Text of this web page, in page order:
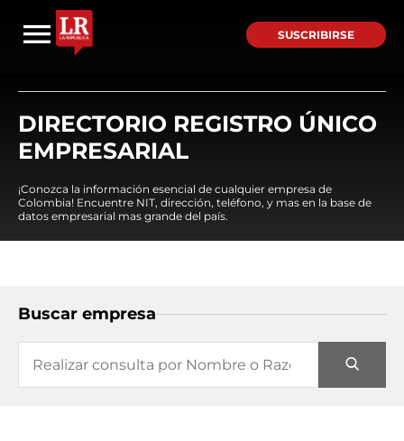
SUSCRIBIRSE
DIRECTORIO REGISTRO ÚNICO
EMPRESARIAL
¡Conozca la información esencial de cualquier empresa de
Colombia! Encuentre NIT, dirección, teléfono, y mas en la base de
datos empresarial mas grande del país.
Buscar empresa